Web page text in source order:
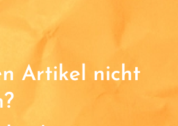
Artikel nicht